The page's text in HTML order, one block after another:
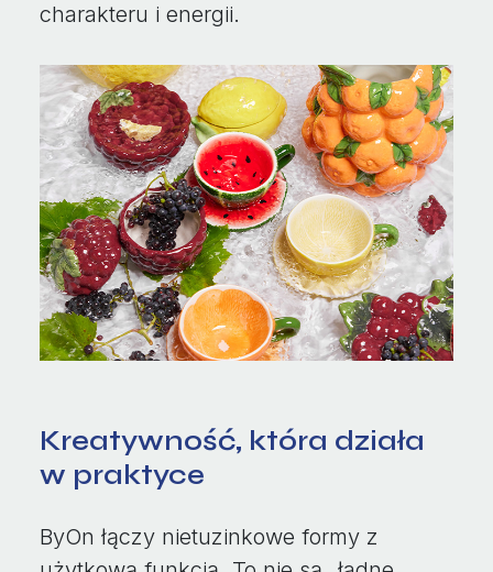
charakteru i energii.
Kreatywność, która działa
w praktyce
ByOn łączy nietuzinkowe formy z